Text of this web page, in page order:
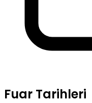
Fuar Tarihleri